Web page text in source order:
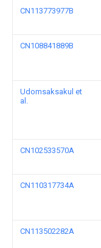
CN113773977B
CN108841889B
Udomsaksakul et
al.
CN102533570A
CN110317734A
CN113502282A